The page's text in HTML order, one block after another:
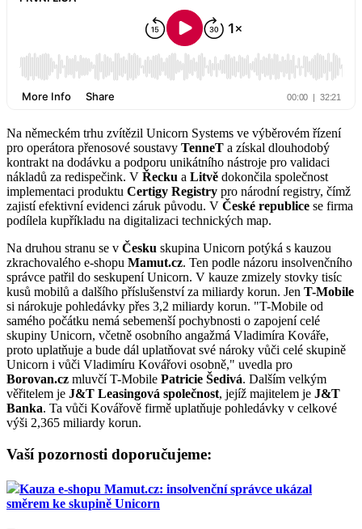
Na německém trhu zvítězil Unicorn Systems ve výběrovém řízení
pro operátora přenosové soustavy TenneT a získal dlouhodobý
kontrakt na dodávku a podporu unikátního nástroje pro validaci
nákladů za redispečink. V Řecku a Litvě dokončila společnost
implementaci produktu Certigy Registry pro národní registry, čímž
zajistí efektivní evidenci záruk původu. V České republice se firma
podílela kupříkladu na digitalizaci technických map.
Na druhou stranu se v Česku skupina Unicorn potýká s kauzou
zkrachovalého e-shopu Mamut.cz. Ten podle názoru insolvenčního
správce patřil do seskupení Unicorn. V kauze zmizely stovky tisíc
kusů mobilů a dalšího příslušenství za miliardy korun. Jen T-Mobile
si nárokuje pohledávky přes 3,2 miliardy korun. "T-Mobile od
samého počátku nemá sebemenší pochybnosti o zapojení celé
skupiny Unicorn, včetně osobního angažmá Vladimíra Kováře,
proto uplatňuje a bude dál uplatňovat své nároky vůči celé skupině
Unicorn i vůči Vladimíru Kovářovi osobně," uvedla pro
Borovan.cz mluvčí T-Mobile Patricie Šedivá. Dalším velkým
věřitelem je J&T Leasingová společnost, jejíž majitelem je J&T
Banka. Ta vůči Kovářově firmě uplatňuje pohledávky v celkové
výši 2,365 miliardy korun.
Vaší pozornosti doporučujeme:
Kauza e-shopu Mamut.cz: insolvenční správce ukázal
směrem ke skupině Unicorn